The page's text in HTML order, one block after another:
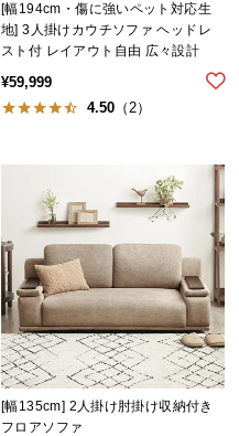
[幅194cm・傷に強いペット対応生
地] 3人掛けカウチソファ ヘッドレ
スト付 レイアウト自由 広々設計
¥59,999
4.50 （2）
[幅135cm] 2人掛け肘掛け収納付き
フロアソファ